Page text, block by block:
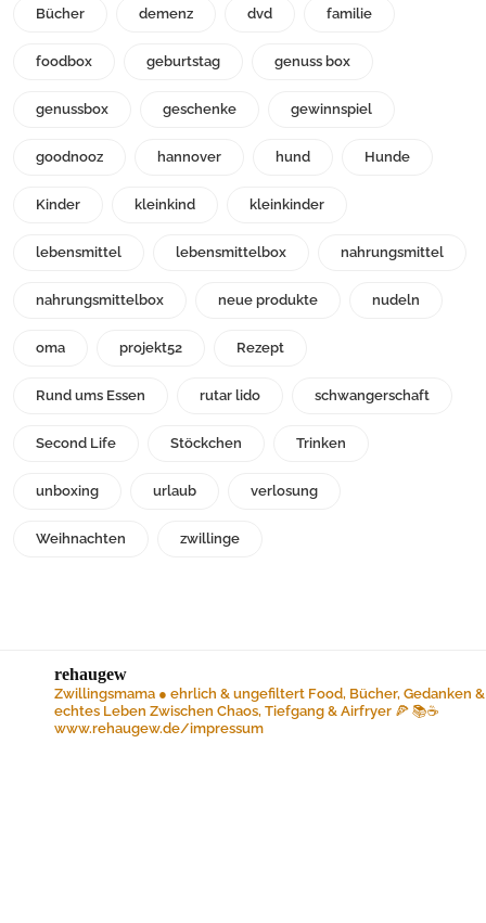
Bücher demenz dvd familie
foodbox geburtstag genuss box
genussbox geschenke gewinnspiel
goodnooz hannover hund Hunde
Kinder kleinkind kleinkinder
lebensmittel lebensmittelbox nahrungsmittel
nahrungsmittelbox neue produkte nudeln
oma projekt52 Rezept
Rund ums Essen rutar lido schwangerschaft
Second Life Stöckchen Trinken
unboxing urlaub verlosung
Weihnachten zwillinge
rehaugew
Zwillingsmama ● ehrlich & ungefiltert Food, Bücher, Gedanken &
echtes Leben Zwischen Chaos, Tiefgang & Airfryer 🍕 📚☕️
www.rehaugew.de/impressum